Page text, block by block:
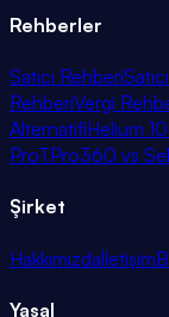
Rehberler
Satıcı Rehberi
RehberiVergi
AlternatifiHelium
ProTPro360 vs
Şirket
Hakkımızdaİletişim
Yasal